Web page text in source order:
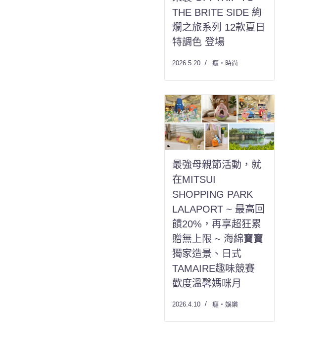
THE BRITE SIDE 絢
爛之旅系列 12款夏日
特調色 登場
2026.5.20 癮・時尚
最強母親節活動，就
在MITSUI
SHOPPING PARK
LALAPORT ~ 最高回
饋20%，再享超狂累
贈無上限 ~ 海綿寶寶
獨家造景、日式
TAMAIRE趣味競賽
歡度溫馨媽咪月
2026.4.10 癮・娛樂